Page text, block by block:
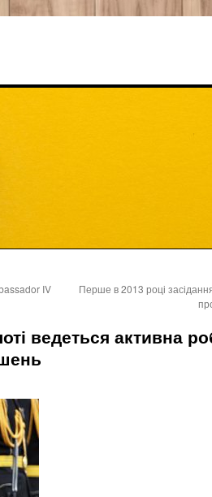
IV
Перше в 2013 році
ведеться активна